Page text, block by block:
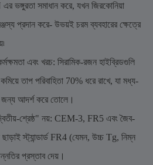
ভঙ্গুরতা সমাধান করে, যখন জিরকোনিয়া
প্রদান করে- উভয়ই চরম ব্যবহারের ক্ষেত্রে
এবং খরচ: সিরামিক-রজন হাইব্রিডগুলি
তাপ পরিবাহিতা 70% ধরে রাখে, যা মধ্য-
জন্য আদর্শ করে তোলে।
শ্রেষ্ঠ" নয়: CEM-3, FR5 এবং জৈব-
স্ট্যান্ডার্ড FR4 (যেমন, উচ্চ Tg, নিম্ন
প্রস্তাব দেয়।